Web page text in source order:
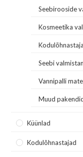
Seebirooside
Kosmeetika
Seebi
Vannipalli
Muud
Küünlad
Kodulõhnastajad